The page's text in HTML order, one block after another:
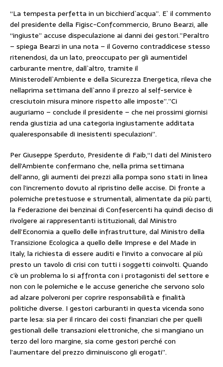
“La tempesta perfetta in un bicchierd`acqua”. E` il commento
del presidente della Figisc-Confcommercio, Bruno Bearzi, alle
“ingiuste” accuse dispeculazione ai danni dei gestori.”Peraltro
– spiega Bearzi in una nota – il Governo contraddicese stesso
ritenendosi, da un lato, preoccupato per gli aumentidel
carburante mentre, dall`altro, tramite il
Ministerodell`Ambiente e della Sicurezza Energetica, rileva che
nellaprima settimana dell`anno il prezzo al self-service è
cresciutoin misura minore rispetto alle imposte”.”Ci
auguriamo – conclude il presidente – che nei prossimi giornisi
renda giustizia ad una categoria ingiustamente additata
qualeresponsabile di inesistenti speculazioni”.
Per Giuseppe Sperduto, Presidente di Faib,“I dati del Ministero
dell’Ambiente confermano che, nella prima settimana
dell’anno, gli aumenti dei prezzi alla pompa sono stati in linea
con l’incremento dovuto al ripristino delle accise. Di fronte a
polemiche pretestuose e strumentali, alimentate da più parti,
la Federazione dei benzinai di Confesercenti ha quindi deciso di
rivolgere ai rappresentanti istituzionali, dal Ministro
dell’Economia a quello delle infrastrutture, dal Ministro della
Transizione Ecologica a quello delle Imprese e del Made in
Italy, la richiesta di essere auditi e l’invito a convocare al più
presto un tavolo di crisi con tutti i soggetti coinvolti. Quando
c’è un problema lo si affronta con i protagonisti del settore e
non con le polemiche e le accuse generiche che servono solo
ad alzare polveroni per coprire responsabilità e finalità
politiche diverse. I gestori carburanti in questa vicenda sono
parte lesa: sia per il rincaro dei costi finanziari che per quelli
gestionali delle transazioni elettroniche, che si mangiano un
terzo del loro margine, sia come gestori perché con
l’aumentare del prezzo diminuiscono gli erogati”.